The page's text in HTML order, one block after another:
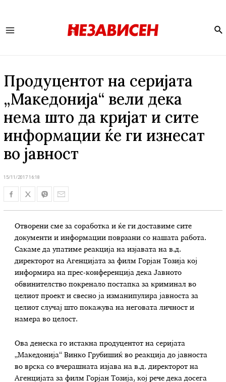
Продуцентот на серијата
„Македонија“ вели дека
нема што да кријат и сите
информации ќе ги изнесат
во јавност
15/11/2017 16:18
Отворени сме за соработка и ќе ги доставиме сите
документи и информации поврзани со нашата работа.
Сакаме да упатиме реакција на изјавата на в.д.
директорот на Агенцијата за филм Горјан Тозија кој
информира на прес-конференција дека Јавното
обвинителство покренало постапка за криминал во
целиот проект и свесно ја изманипулира јавноста за
целиот случај што покажува на неговата личност и
намера во целост.
Ова денеска го истакна продуцентот на серијата
„Македонија“ Винко Грубишиќ во реакција до јавноста
во врска со вчерашната изјава на в.д. директорот на
Агенцијата за филм Горјан Тозија, кој рече дека досега